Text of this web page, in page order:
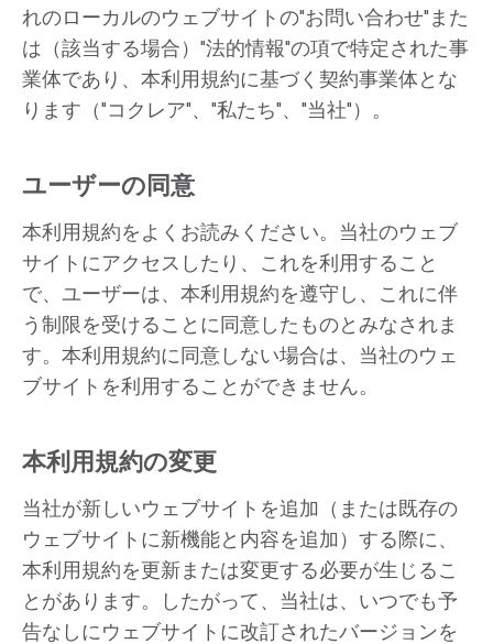
れのローカルのウェブサイトの"お問い合わせ"また
は（該当する場合）"法的情報"の項で特定された事
業体であり、本利用規約に基づく契約事業体とな
ります（"コクレア"、"私たち"、"当社"）。
ユーザーの同意
本利用規約をよくお読みください。当社のウェブ
サイトにアクセスしたり、これを利用すること
で、ユーザーは、本利用規約を遵守し、これに伴
う制限を受けることに同意したものとみなされま
す。本利用規約に同意しない場合は、当社のウェ
ブサイトを利用することができません。
本利用規約の変更
当社が新しいウェブサイトを追加（または既存の
ウェブサイトに新機能と内容を追加）する際に、
本利用規約を更新または変更する必要が生じるこ
とがあります。したがって、当社は、いつでも予
告なしにウェブサイトに改訂されたバージョンを